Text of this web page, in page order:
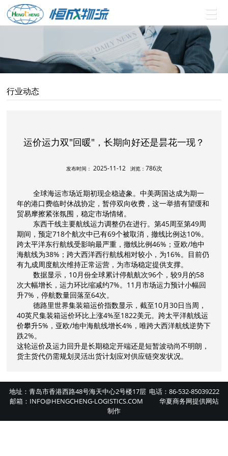
行业动态
运价运力双"回暖"，长期向好还是昙花一现？
发布时间： 2025-11-12 浏览： 786次
全球海运市场近期初现企稳迹象。中美两国达成为期一
年的港口费临时休战协定，暂停双向收费，这一举措有望缓和
贸易摩擦紧张氛围，稳定市场情绪。
东西干线主要航线运力调整仍在进行。第45周至第49周
期间，预定718个航次中已有69个被取消，撤线比例达10%。
跨太平洋东行航线受影响最严重，撤线比例46%；亚欧/地中
海航线为38%；跨大西洋西行航线相对较小，为16%。目前仍
有九成周度航次维持正常运营，为市场稳定提供支撑。
数据显示，10月份全球累计停航航次96个，较9月的58
次大幅增长，运力环比缩减约7%。11月市场运力预计小幅回
升7%，停航数量回落至64次。
德路里世界集装箱运价指数显示，截至10月30日当周，
40英尺集装箱运价环比上涨4%至1822美元。跨太平洋航线运
价攀升5%，亚欧/地中海航线增长4%，唯跨大西洋航线逆势下
跌2%。
这轮运价及运力回升是长期稳定开端还是短暂波动尚不明朗，
货主货代仍需规划灵活出货计划应对供应链突发状况。
地址：青岛市香港西路48号海天中心2号楼17层 电话：86-532-85039222
邮箱：INFO@HENGCHENG-LOGISTICS.COM 华夏商务网提供网站
制作